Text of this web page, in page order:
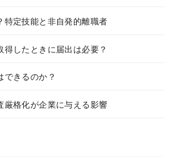
特定技能と非自発的離職者
したときに届出は必要？
できるのか？
厳格化が企業に与える影響